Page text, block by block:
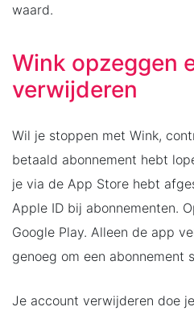
waard.
Wink opzeggen
verwijderen
Wil je stoppen met Wink,
betaald abonnement hebt
je via de App Store hebt
Apple ID bij abonnementen.
Google Play. Alleen de app
genoeg om een abonnement
Je account verwijderen doe